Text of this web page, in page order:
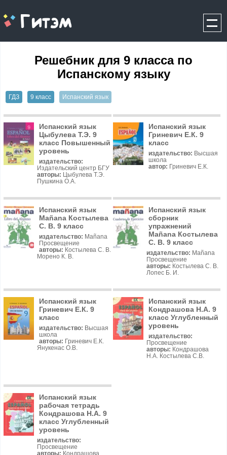
gitem.me
Решебник для 9 класса по
Испанскому языку
ГДЗ 9 класс Испанский язык
Испанский язык
Цыбулева Т.Э. 9
класс Повышенный
уровень
издательство:
Издательский центр БГУ
авторы: Цыбулева Т.Э.
Пушкина О.А.
Испанский язык
Гриневич Е.К. 9
класс
издательство: Высшая
школа
автор: Гриневич Е.К.
Испанский язык
Mañana Костылева
С. В. 9 класс
издательство: Mañana
Просвещение
авторы: Костылева С. В.
Морено К. В.
Испанский язык
сборник
упражнений
Mañana Костылева
С. В. 9 класс
издательство: Mañana
Просвещение
авторы: Костылева С. В.
Лопес Б. И.
Испанский язык
Гриневич Е.К. 9
класс
издательство: Высшая
школа
авторы: Гриневич Е.К.
Янукенас О.В.
Испанский язык
Кондрашова Н.А. 9
класс Углубленный
уровень
издательство:
Просвещение
авторы: Кондрашова
Н.А. Костылева С.В.
Испанский язык
рабочая тетрадь
Кондрашова Н.А. 9
класс Углубленный
уровень
издательство:
Просвещение